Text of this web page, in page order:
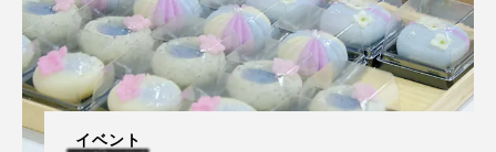
イベント